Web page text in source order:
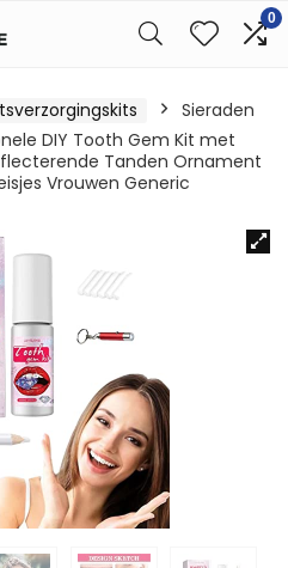
0
Sieraden
DIY Tooth Gem Kit met
Tanden Ornament
Vrouwen Generic